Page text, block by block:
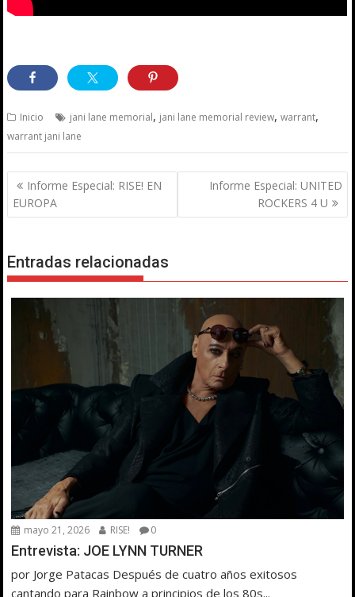
Inicio jani lane memorial, jani lane memorial review,warrant,
warrant jani lane
Navegación
de
entradas
Informe Especial: RISE! EN
EUROPA
Informe Especial: UNITED
ROCKERS 4 U
Entradas relacionadas
mayo 21, 2026 RISE! 0
Entrevista: JOE LYNN TURNER
por Jorge Patacas Después de cuatro años exitosos
cantando para Rainbow a principios de los 80s...